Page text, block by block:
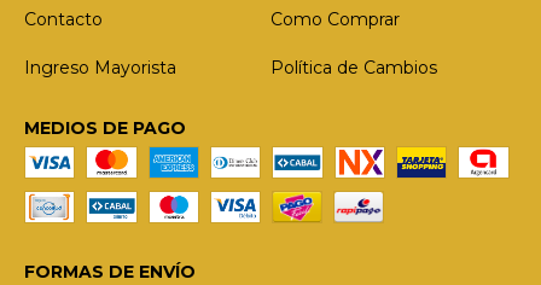
Contacto Como Comprar
Ingreso Mayorista Política de Cambios
MEDIOS DE PAGO
FORMAS DE ENVÍO